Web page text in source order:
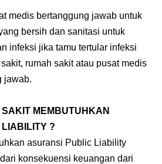
medis bertanggung jawab untuk
bersih dan sanitasi untuk
infeksi jika tamu tertular infeksi
rumah sakit atau pusat medis
jawab.
MEMBUTUHKAN
?
asuransi Public Liability
konsekuensi keuangan dari